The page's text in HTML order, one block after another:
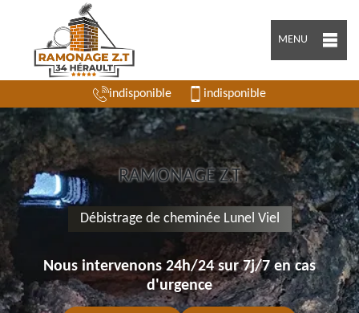
MENU
indisponible indisponible
RAMONAGE Z.T
Débistrage de cheminée Lunel Viel
Nous intervenons 24h/24 sur 7j/7 en cas
d'urgence